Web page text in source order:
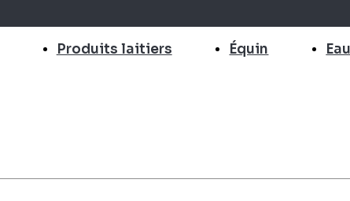
Produits laitiers Équin Eau